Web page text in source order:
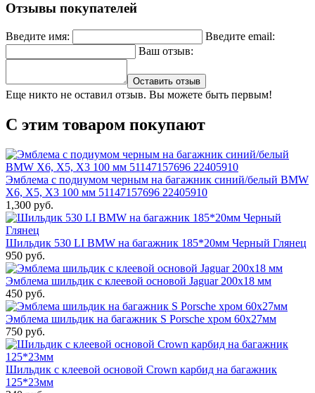
Отзывы покупателей
Введите имя:
Введите email:
Ваш отзыв:
Оставить отзыв
Еще никто не оставил отзыв. Вы можете быть первым!
С этим товаром покупают
Эмблема с подиумом черным на багажник синий/белый BMW
X6, X5, X3 100 мм 51147157696 22405910
1,300 руб.
Шильдик 530 LI BMW на багажник 185*20мм Черный Глянец
950 руб.
Эмблема шильдик с клеевой основой Jaguar 200х18 мм
450 руб.
Эмблема шильдик на багажник S Porsche хром 60x27мм
750 руб.
Шильдик с клеевой основой Crown карбид на багажник
125*23мм